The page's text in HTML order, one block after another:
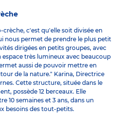
c'est qu'elle soit divisée en
nous permet de prendre le plus petit
dirigées en petits groupes, avec
espace très lumineux avec beaucoup
aussi de pouvoir mettre en
de la nature." Karina, Directrice
Cette structure, située dans le
possède 12 berceaux. Elle
10 semaines et 3 ans, dans un
besoins des tout-petits.